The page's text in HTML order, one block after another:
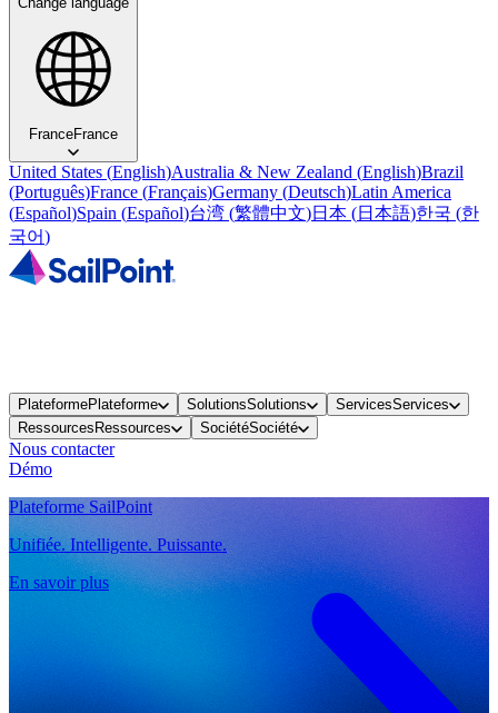
FranceFrance
United States (English)Australia & New Zealand (English)Brazil
(Português)France (Français)Germany (Deutsch)Latin America
(Español)Spain (Español)台湾 (繁體中文)日本 (日本語)한국 (한
국어)
PlateformePlateforme SolutionsSolutions ServicesServices
Ressources Ressources SociétéSociété
Nous contacter
Démo
Plateforme SailPoint
Unifiée. Intelligente. Puissante.
En savoir plus